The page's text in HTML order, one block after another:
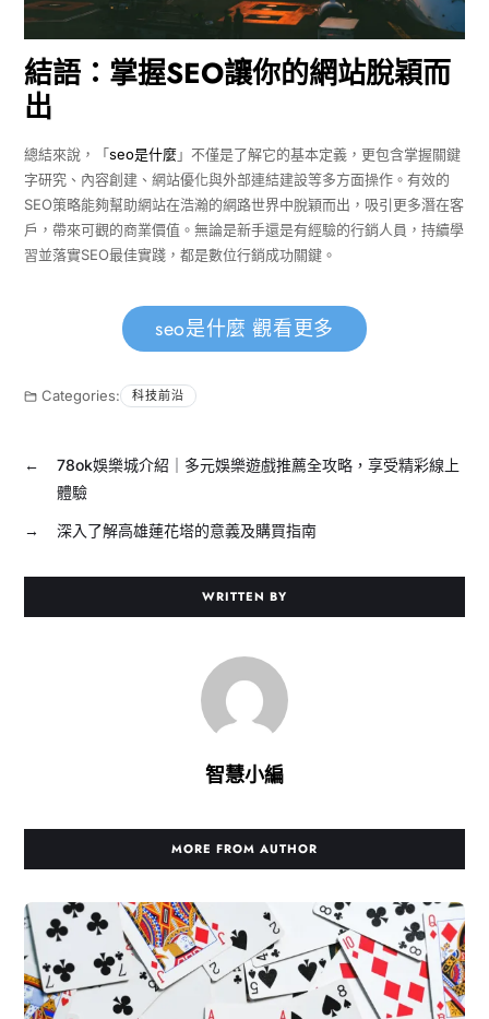
結語：掌握SEO讓你的網站脫穎而
出
總結來說，「seo是什麼」不僅是了解它的基本定義，更包含掌握關鍵
字研究、內容創建、網站優化與外部連結建設等多方面操作。有效的
SEO策略能夠幫助網站在浩瀚的網路世界中脫穎而出，吸引更多潛在客
戶，帶來可觀的商業價值。無論是新手還是有經驗的行銷人員，持續學
習並落實SEO最佳實踐，都是數位行銷成功關鍵。
seo是什麼 觀看更多
Categories: 科技前沿
←
78ok娛樂城介紹｜多元娛樂遊戲推薦全攻略，享受精彩線上
體驗
→ 深入了解高雄蓮花塔的意義及購買指南
WRITTEN BY
智慧小編
MORE FROM AUTHOR